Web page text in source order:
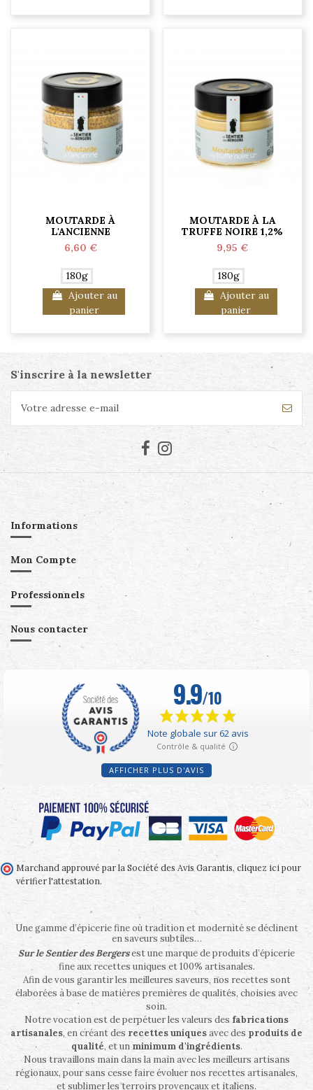
MOUTARDE À
L'ANCIENNE
6,60 €
180g
Ajouter au
panier
MOUTARDE À LA
TRUFFE NOIRE 1,2%
9,95 €
180g
Ajouter au
panier
S'inscrire à la newsletter
Informations
Mon Compte
Professionnels
Nous contacter
AFFICHER PLUS D'AVIS
Marchand approuvé par la Société des Avis Garantis, cliquez ici pour
vérifier l'attestation.
Une gamme d’épicerie fine où tradition et modernité se déclinent
en saveurs subtiles…
Sur le Sentier des Bergersest une marque de produits d’épicerie
fine aux recettes uniques et 100% artisanales.
Afin de vous garantir les meilleures saveurs, nos recettes sont
élaborées à base de matières premières de qualités, choisies avec
soin.
Notre vocation est de perpétuer les valeurs des fabrications
artisanales, en créant des recettes uniquesavec des produits de
qualité, et un minimum d'ingrédients.
Nous travaillons main dans la main avec les meilleurs artisans
régionaux, pour sans cesse faire évoluer nos recettes artisanales,
et sublimer les terroirs provençaux et italiens.